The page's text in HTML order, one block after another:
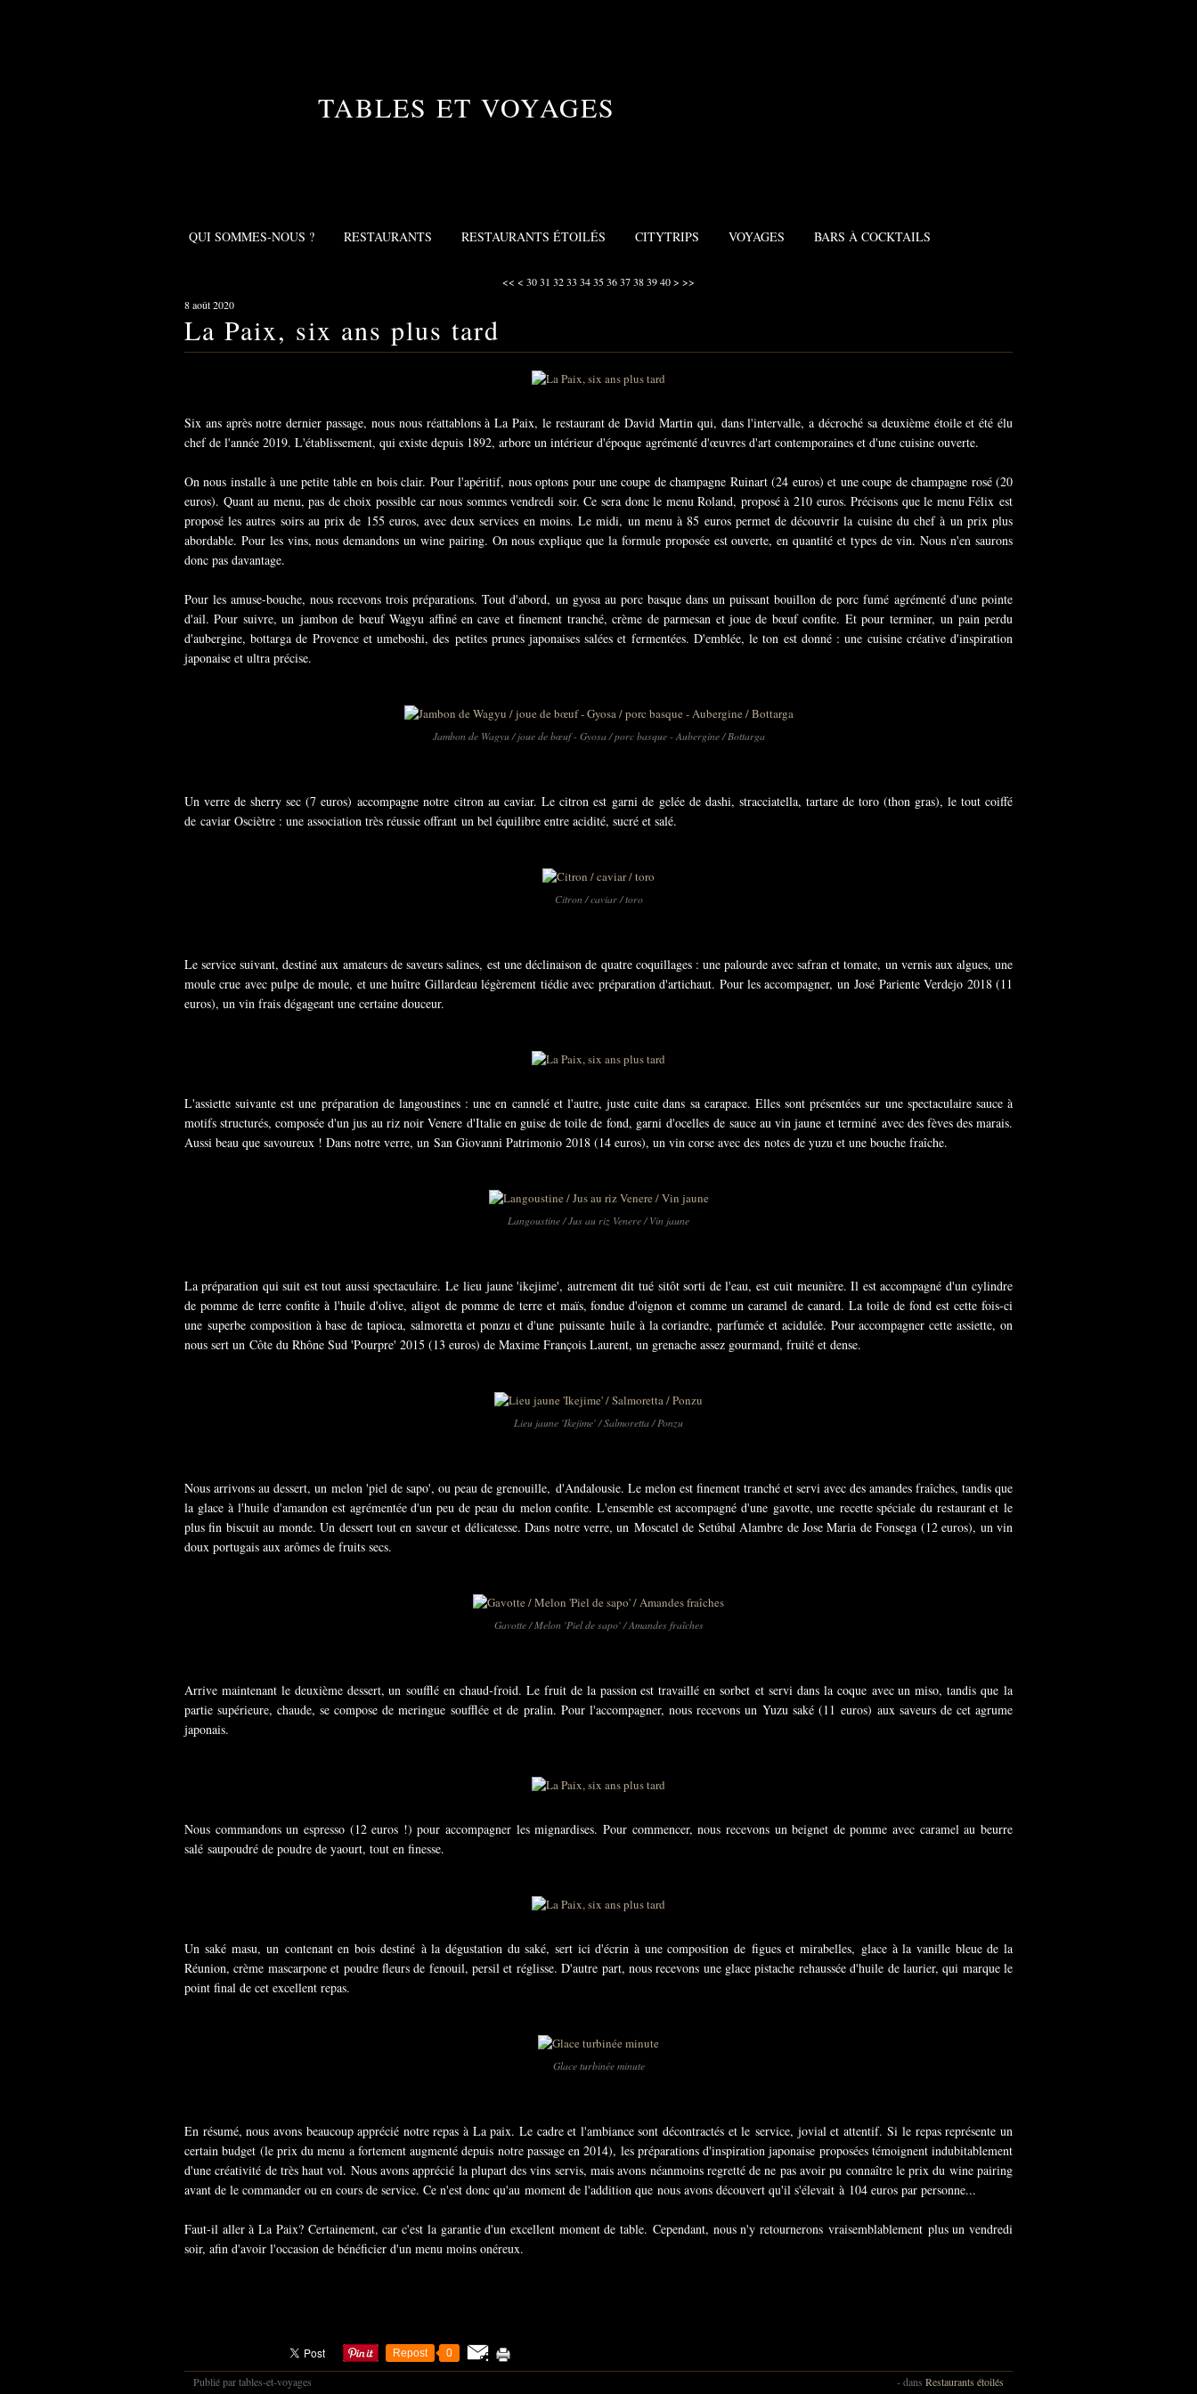
TABLES ET VOYAGES
QUI SOMMES-NOUS ? RESTAURANTS RESTAURANTS ÉTOILÉS CITYTRIPS VOYAGES BARS À COCKTAILS
<< < 10
20
3031 3233 3435363738394050
60
70
80
> >>
8 août 2020
La Paix, six ans plus tard
Six ans après notre dernier passage, nous nous réattablons à La Paix, le restaurant de David Martin qui, dans l'intervalle, a décroché sa deuxième étoile et été élu
chef de l'année 2019. L'établissement, qui existe depuis 1892, arbore un intérieur d'époque agrémenté d'œuvres d'art contemporaines et d'une cuisine ouverte.
On nous installe à une petite table en bois clair. Pour l'apéritif, nous optons pour une coupe de champagne Ruinart (24 euros) et une coupe de champagne rosé (20
euros). Quant au menu, pas de choix possible car nous sommes vendredi soir. Ce sera donc le menu Roland, proposé à 210 euros. Précisons que le menu Félix est
proposé les autres soirs au prix de 155 euros, avec deux services en moins. Le midi, un menu à 85 euros permet de découvrir la cuisine du chef à un prix plus
abordable. Pour les vins, nous demandons un wine pairing. On nous explique que la formule proposée est ouverte, en quantité et types de vin. Nous n'en saurons
donc pas davantage.
Pour les amuse-bouche, nous recevons trois préparations. Tout d'abord, un gyosa au porc basque dans un puissant bouillon de porc fumé agrémenté d'une pointe
d'ail. Pour suivre, un jambon de bœuf Wagyu affiné en cave et finement tranché, crème de parmesan et joue de bœuf confite. Et pour terminer, un pain perdu
d'aubergine, bottarga de Provence et umeboshi, des petites prunes japonaises salées et fermentées. D'emblée, le ton est donné : une cuisine créative d'inspiration
japonaise et ultra précise.
Jambon de Wagyu / joue de bœuf - Gyosa / porc basque - Aubergine / Bottarga
Un verre de sherry sec (7 euros) accompagne notre citron au caviar. Le citron est garni de gelée de dashi, stracciatella, tartare de toro (thon gras), le tout coiffé
de caviar Osciètre : une association très réussie offrant un bel équilibre entre acidité, sucré et salé.
Citron / caviar / toro
Le service suivant, destiné aux amateurs de saveurs salines, est une déclinaison de quatre coquillages : une palourde avec safran et tomate, un vernis aux algues, une
moule crue avec pulpe de moule, et une huître Gillardeau légèrement tiédie avec préparation d'artichaut. Pour les accompagner, un José Pariente Verdejo 2018 (11
euros), un vin frais dégageant une certaine douceur.
L'assiette suivante est une préparation de langoustines : une en cannelé et l'autre, juste cuite dans sa carapace. Elles sont présentées sur une spectaculaire sauce à
motifs structurés, composée d'un jus au riz noir Venere d'Italie en guise de toile de fond, garni d'ocelles de sauce au vin jaune et terminé avec des fèves des marais.
Aussi beau que savoureux ! Dans notre verre, un San Giovanni Patrimonio 2018 (14 euros), un vin corse avec des notes de yuzu et une bouche fraîche.
Langoustine / Jus au riz Venere / Vin jaune
La préparation qui suit est tout aussi spectaculaire. Le lieu jaune 'ikejime', autrement dit tué sitôt sorti de l'eau, est cuit meunière. Il est accompagné d'un cylindre
de pomme de terre confite à l'huile d'olive, aligot de pomme de terre et maïs, fondue d'oignon et comme un caramel de canard. La toile de fond est cette fois-ci
une superbe composition à base de tapioca, salmoretta et ponzu et d'une puissante huile à la coriandre, parfumée et acidulée. Pour accompagner cette assiette, on
nous sert un Côte du Rhône Sud 'Pourpre' 2015 (13 euros) de Maxime François Laurent, un grenache assez gourmand, fruité et dense.
Lieu jaune 'Ikejime' / Salmoretta / Ponzu
Nous arrivons au dessert, un melon 'piel de sapo', ou peau de grenouille, d'Andalousie. Le melon est finement tranché et servi avec des amandes fraîches, tandis que
la glace à l'huile d'amandon est agrémentée d'un peu de peau du melon confite. L'ensemble est accompagné d'une gavotte, une recette spéciale du restaurant et le
plus fin biscuit au monde. Un dessert tout en saveur et délicatesse. Dans notre verre, un Moscatel de Setúbal Alambre de Jose Maria de Fonsega (12 euros), un vin
doux portugais aux arômes de fruits secs.
Gavotte / Melon 'Piel de sapo' / Amandes fraîches
Arrive maintenant le deuxième dessert, un soufflé en chaud-froid. Le fruit de la passion est travaillé en sorbet et servi dans la coque avec un miso, tandis que la
partie supérieure, chaude, se compose de meringue soufflée et de pralin. Pour l'accompagner, nous recevons un Yuzu saké (11 euros) aux saveurs de cet agrume
japonais.
Nous commandons un espresso (12 euros !) pour accompagner les mignardises. Pour commencer, nous recevons un beignet de pomme avec caramel au beurre
salé saupoudré de poudre de yaourt, tout en finesse.
Un saké masu, un contenant en bois destiné à la dégustation du saké, sert ici d'écrin à une composition de figues et mirabelles, glace à la vanille bleue de la
Réunion, crème mascarpone et poudre fleurs de fenouil, persil et réglisse. D'autre part, nous recevons une glace pistache rehaussée d'huile de laurier, qui marque le
point final de cet excellent repas.
Glace turbinée minute
En résumé, nous avons beaucoup apprécié notre repas à La paix. Le cadre et l'ambiance sont décontractés et le service, jovial et attentif. Si le repas représente un
certain budget (le prix du menu a fortement augmenté depuis notre passage en 2014), les préparations d'inspiration japonaise proposées témoignent indubitablement
d'une créativité de très haut vol. Nous avons apprécié la plupart des vins servis, mais avons néanmoins regretté de ne pas avoir pu connaître le prix du wine pairing
avant de le commander ou en cours de service. Ce n'est donc qu'au moment de l'addition que nous avons découvert qu'il s'élevait à 104 euros par personne...
Faut-il aller à La Paix? Certainement, car c'est la garantie d'un excellent moment de table. Cependant, nous n'y retournerons vraisemblablement plus un vendredi
soir, afin d'avoir l'occasion de bénéficier d'un menu moins onéreux.
Repost 0
Publié par tables-et-voyages -dans Restaurants étoilés